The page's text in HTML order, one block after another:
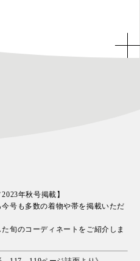
年秋号掲載】
号も多数の着物や帯を掲載いただ
旬のコーディネートをご紹介しま